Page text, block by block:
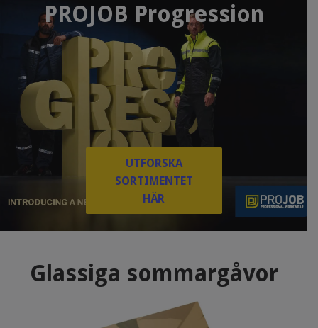
PROJOB Progression
UTFORSKA
SORTIMENTET
HÄR
Glassiga sommargåvor